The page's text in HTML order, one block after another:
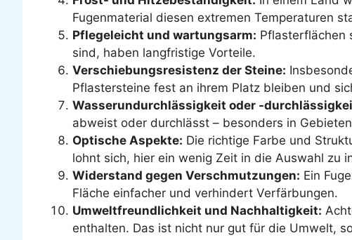
Fugenmaterial diesen extremen Temperaturen
Pflegeleicht und wartungsarm: Pflasterflächen
sind, haben langfristige Vorteile.
Verschiebungsresistenz der Steine:
Pflastersteine fest an ihrem Platz bleiben und
Wasserundurchlässigkeit oder -
abweist oder durchlässt – besonders in
Optische Aspekte: Die richtige Farbe und
lohnt sich, hier ein wenig Zeit in die Auswahl zu
Widerstand gegen Verschmutzungen: Ein
Fläche einfacher und verhindert Verfärbungen.
Umweltfreundlichkeit und Nachhaltigkeit:
enthalten. Das ist nicht nur gut für die Umwelt,